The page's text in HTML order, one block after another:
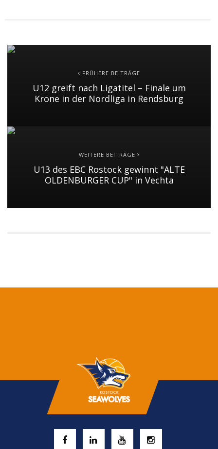
FRÜHERE BEITRÄGE
U12 greift nach Ligatitel – Finale um
Krone in der Nordliga in Rendsburg
WEITERE BEITRÄGE
U13 des EBC Rostock gewinnt "ALTE
OLDENBURGER CUP" in Vechta